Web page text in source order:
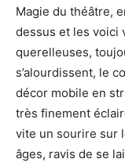
Magie du théâtre,
dessus et les voici
querelleuses,
s’alourdissent, le
décor mobile en
très finement
vite un sourire sur
âges, ravis de se